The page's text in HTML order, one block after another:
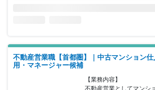
不動産営業職【首都圏】｜中古マンション
用・マネージャー候補
【業務内容】
不動産営業としてマンシ